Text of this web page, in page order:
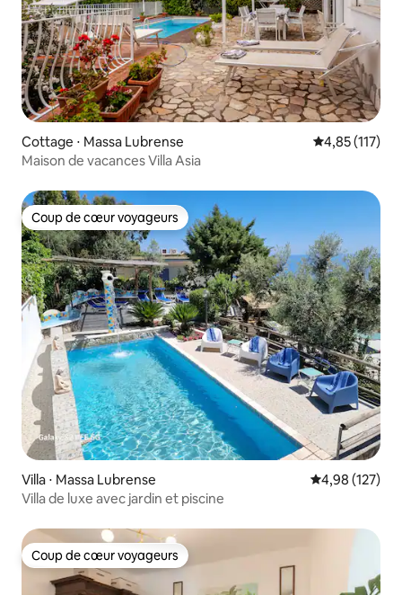
Cottage ⋅ Massa Lubrense Évaluation
4,85 (117)
Maison de vacances Villa Asia
Coup de cœur voyageurs
Coup de cœur voyageurs
Villa ⋅ Massa Lubrense Évaluation
4,98 (127)
Villa de luxe avec jardin et piscine
Coup de cœur voyageurs
Coup de cœur voyageurs